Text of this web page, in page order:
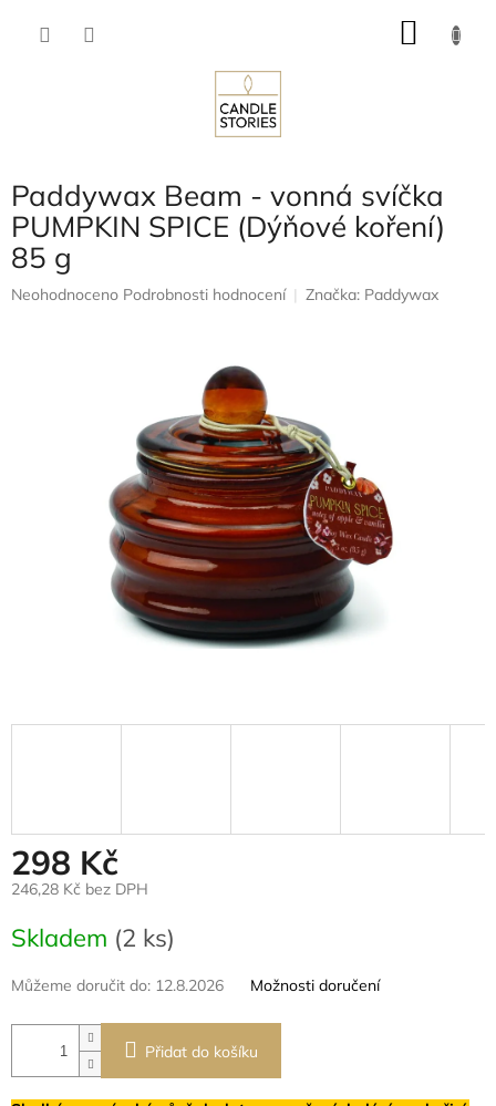
Paddywax Beam - vonná svíčka
PUMPKIN SPICE (Dýňové koření)
85 g
Průměrné
Neohodnoceno Podrobnosti hodnocení Značka: Paddywax
298 Kč
246,28 Kč bez DPH
cena:
Skladem (2 ks)
Můžeme doručit do: 12.8.2026 Možnosti doručení
Přidat do košíku